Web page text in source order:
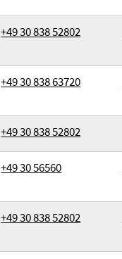
+49 30 838 52802
+49 30 838 63720
+49 30 838 52802
+49 30 56560
+49 30 838 52802